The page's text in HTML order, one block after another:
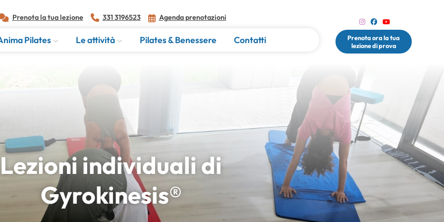
Prenota la tua lezione 331 3196523 Agenda prenotazioni
Pilates Le attività Pilates & Benessere Contatti
Prenota ora la tua
lezione di prova
Lezioni individuali di
Gyrokinesis®